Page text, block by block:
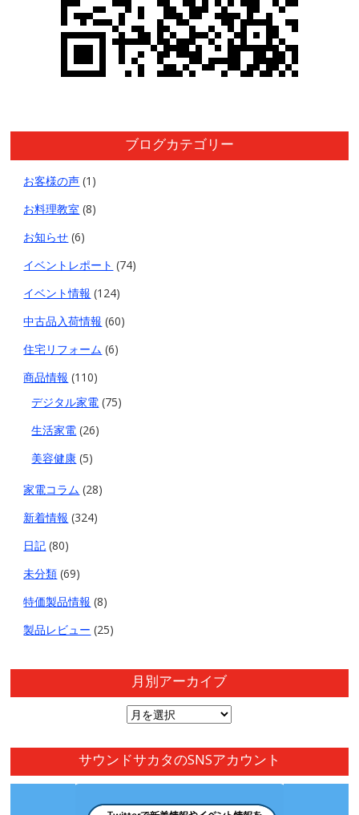
ブログカテゴリー
お客様の声 (1)
お料理教室 (8)
お知らせ (6)
イベントレポート (74)
イベント情報 (124)
中古品入荷情報 (60)
住宅リフォーム (6)
商品情報 (110)
デジタル家電 (75)
生活家電 (26)
美容健康 (5)
家電コラム (28)
新着情報 (324)
日記 (80)
未分類 (69)
特価製品情報 (8)
製品レビュー (25)
月別アーカイブ
月
ア
カ
イ
サウンドサカタのSNSアカウント